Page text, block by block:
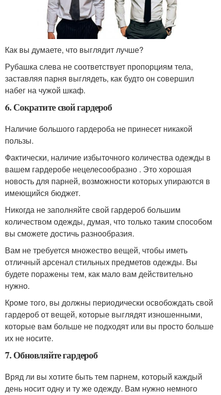
Как вы думаете, что выглядит лучше?
Рубашка слева не соответствует пропорциям тела,
заставляя парня выглядеть, как будто он совершил
набег на чужой шкаф.
6. Сократите свой гардероб
Наличие большого гардероба не принесет никакой
пользы.
Фактически, наличие избыточного количества одежды в
вашем гардеробе нецелесообразно . Это хорошая
новость для парней, возможности которых упираются в
имеющийся бюджет.
Никогда не заполняйте свой гардероб большим
количеством одежды, думая, что только таким способом
вы сможете достичь разнообразия.
Вам не требуется множество вещей, чтобы иметь
отличный арсенал стильных предметов одежды. Вы
будете поражены тем, как мало вам действительно
нужно.
Кроме того, вы должны периодически освобождать свой
гардероб от вещей, которые выглядят изношенными,
которые вам больше не подходят или вы просто больше
их не носите.
7. Обновляйте гардероб
Вряд ли вы хотите быть тем парнем, который каждый
день носит одну и ту же одежду. Вам нужно немного